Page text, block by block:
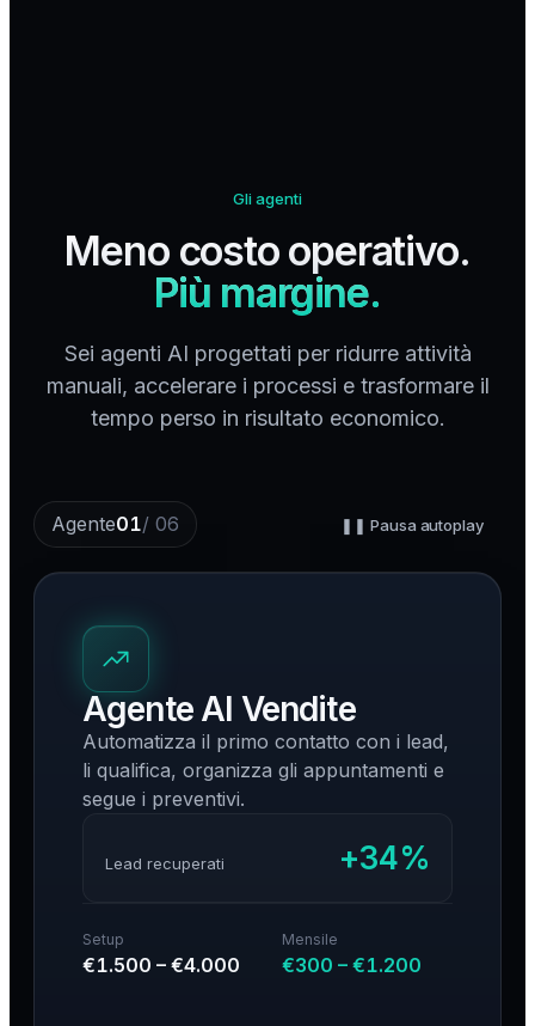
Gli agenti
Meno costo operativo.
Più margine.
Sei agenti AI progettati per ridurre attività
manuali, accelerare i processi e trasformare il
tempo perso in risultato economico.
Agente01/ 06 ❚❚ Pausa autoplay
Agente AI Vendite
Automatizza il primo contatto con i lead,
li qualifica, organizza gli appuntamenti e
segue i preventivi.
Lead recuperati +34%
Setup
€1.500 – €4.000
Mensile
€300 – €1.200